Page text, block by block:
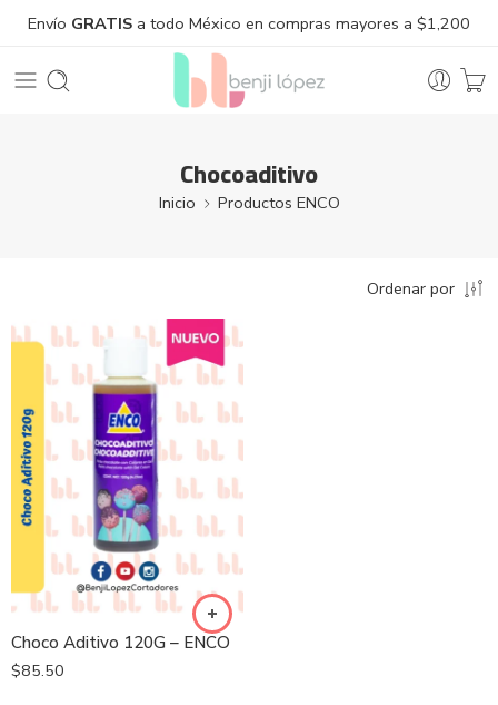
Envío GRATIS a todo México en compras mayores a $1,200
Chocoaditivo
Inicio Productos ENCO
Ordenar por
Choco Aditivo 120G – ENCO
$85.50